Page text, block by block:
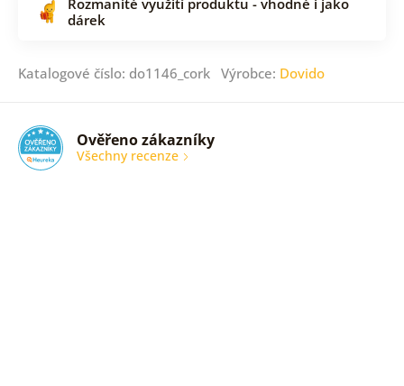
dárek
Katalogové číslo: do1146_cork Výrobce: Dovido
Ověřeno zákazníky
Všechny recenze